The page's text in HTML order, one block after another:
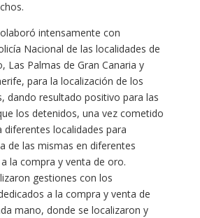
intensamente con
Nacional de las localidades de
Las Palmas de Gran Canaria y
para la localización de los
dando resultado positivo para las
los detenidos, una vez cometido
diferentes localidades para
de las mismas en diferentes
la compra y venta de oro.
gestiones con los
a la compra y venta de
mano, donde se localizaron y